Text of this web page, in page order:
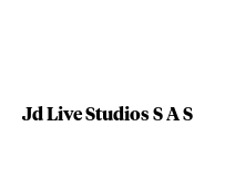
Jd Live Studios S A S